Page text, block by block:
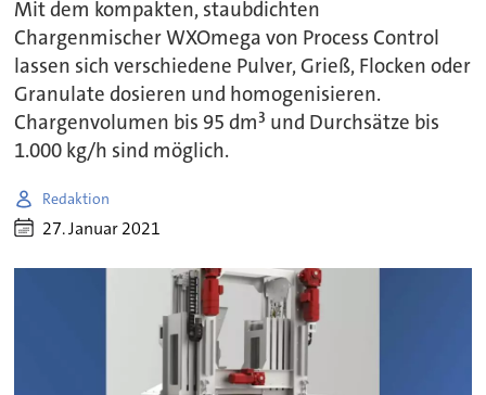
Mit dem kompakten, staubdichten
Chargenmischer WXOmega von Process Control
lassen sich verschiedene Pulver, Grieß, Flocken oder
Granulate dosieren und homogenisieren.
Chargenvolumen bis 95 dm³ und Durchsätze bis
1.000 kg/h sind möglich.
Redaktion
27. Januar 2021